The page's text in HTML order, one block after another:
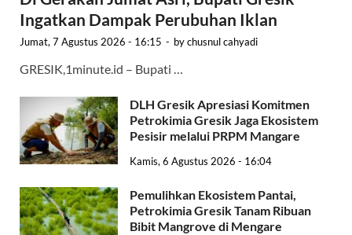
Ingatkan Dampak Perubuhan Iklan
Jumat, 7 Agustus 2026 - 16:15 - bychusnul cahyadi
GRESIK,1minute.id – Bupati …
DLH Gresik Apresiasi Komitmen
Petrokimia Gresik Jaga Ekosistem
Pesisir melalui PRPM Mangare
Kamis, 6 Agustus 2026 - 16:04
Pemulihkan Ekosistem Pantai,
Petrokimia Gresik Tanam Ribuan
Bibit Mangrove di Mengare